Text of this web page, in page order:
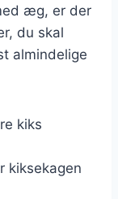
æg, er der
du skal
almindelige
kiks
kiksekagen